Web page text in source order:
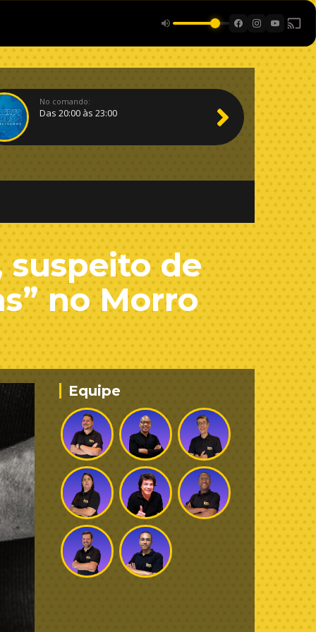
No comando:
Das 20:00 às 23:00
suspeito de
no Morro
Equipe